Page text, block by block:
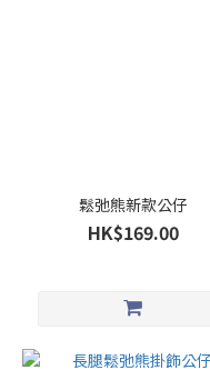
鬆弛熊新款公仔
HK$169.00